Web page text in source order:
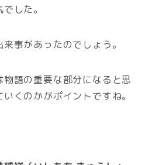
した。
事があったのでしょう。
語の重要な部分になると思
くのかがポイントですね。